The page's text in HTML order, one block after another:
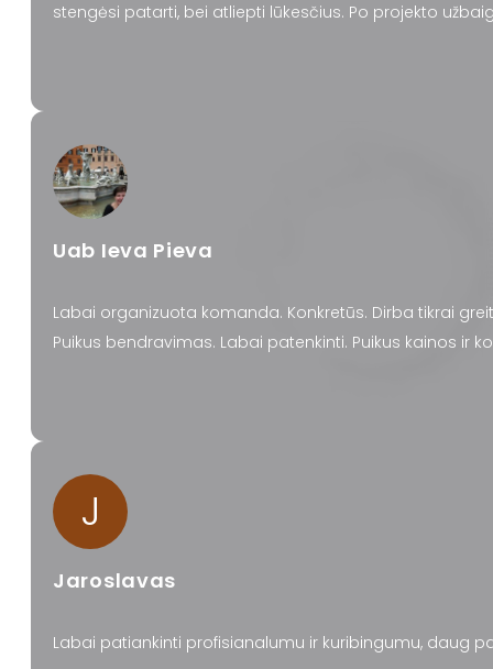
stengėsi patarti, bei atliepti lūkesčius. Po projekto
Uab Ieva Pieva
Labai organizuota komanda. Konkretūs. Dirba tikrai
Puikus bendravimas. Labai patenkinti. Puikus kainos ir
J
Jaroslavas
Labai patiankinti profisianalumu ir kuribingumu, daug